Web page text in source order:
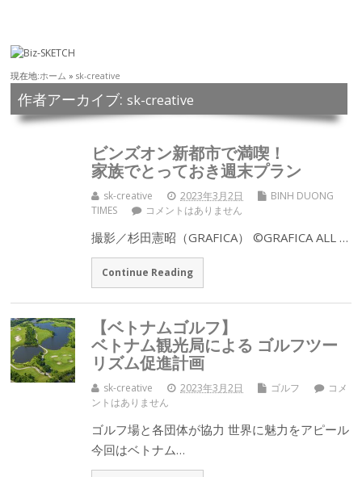
現在地:ホーム »sk-creative
作者アーカイブ: sk-creative
ビンズオン新都市で満喫！
家族でとっておき週末プラン
sk-creative 2023年3月2日
BINH DUONG
TIMES
コメントはありません
撮影／杉田憲昭（GRAFICA） ©GRAFICA ALL …
Continue Reading
【ベトナムゴルフ】
ベトナム観光局による ゴルフツー
リズム促進計画
sk-creative 2023年3月2日 ゴルフ
コメ
ントはありません
ゴルフ場と各団体が協力 世界に魅力をアピール
今回はベトナム…